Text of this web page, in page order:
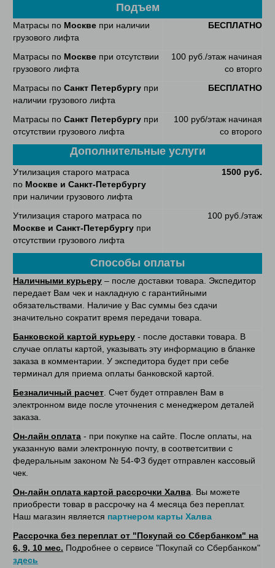
Подъем
Матрасы по Москве при наличии
грузового лифта
БЕСПЛАТНО
Матрасы по Москве при отсутствии
грузового лифта
100 руб./этаж начиная
со вторго
Матрасы по Санкт Петербургу при
наличии грузового лифта
БЕСПЛАТНО
Матрасы по Санкт Петербургу при
отсутствии грузового лифта
100 руб/этаж начиная
со второго
Дополнительные услуги
Утилизация старого матраса
по Москве и Санкт-Петербургу
при наличии грузового лифта
1500 руб.
Утилизация старого матраса по
Москве и Санкт-Петербургу при
отсутствии грузового лифта
100 руб./этаж
Способы оплаты
Наличными курьеру – после доставки товара. Экспедитор
передает Вам чек и накладную с гарантийными
обязательствами. Наличие у Вас суммы без сдачи
значительно сократит время передачи товара.
Банковской картой курьеру - после доставки товара. В
случае оплаты картой, указывать эту информацию в бланке
заказа в комментарии. У экспедитора будет при себе
терминал для приема оплаты банковской картой.
Безналичный расчет . Счет будет отправлен Вам в
электронном виде после уточнения с менеджером деталей
заказа.
Он-лайн оплата - при покупке на сайте. После оплаты, на
указанную вами электронную почту, в соответситвии с
федеральным законом № 54-ФЗ будет отправлен кассовый
чек.
Он-лайн оплата картой рассрочки Халва . Вы можете
приобрести товар в рассрочку на 4 месяца без переплат.
Наш магазин является партнером карты Халва
Рассрочка без переплат от "Покупай со Сбербанком" на
6, 9, 10 мес. Подробнее о сервисе "Покупай со Сбербанком"
здесь